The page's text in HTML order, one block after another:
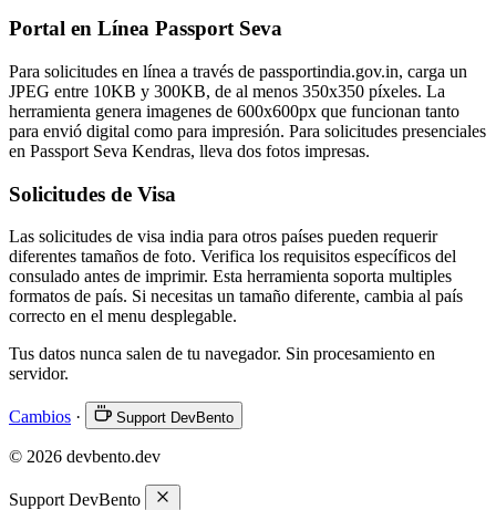
Portal en Línea Passport Seva
Para solicitudes en línea a través de passportindia.gov.in, carga un
JPEG entre 10KB y 300KB, de al menos 350x350 píxeles. La
herramienta genera imagenes de 600x600px que funcionan tanto
para envió digital como para impresión. Para solicitudes presenciales
en Passport Seva Kendras, lleva dos fotos impresas.
Solicitudes de Visa
Las solicitudes de visa india para otros países pueden requerir
diferentes tamaños de foto. Verifica los requisitos específicos del
consulado antes de imprimir. Esta herramienta soporta multiples
formatos de país. Si necesitas un tamaño diferente, cambia al país
correcto en el menu desplegable.
Tus datos nunca salen de tu navegador. Sin procesamiento en
servidor.
Cambios · Support DevBento
© 2026 devbento.dev
Support DevBento